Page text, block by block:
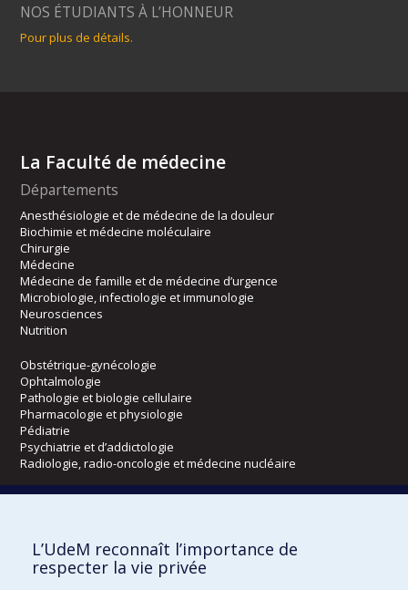
NOS ÉTUDIANTS À L’HONNEUR
Pour plus de détails.
La Faculté de médecine
Départements
Anesthésiologie et de médecine de la douleur
Biochimie et médecine moléculaire
Chirurgie
Médecine
Médecine de famille et de médecine d’urgence
Microbiologie, infectiologie et immunologie
Neurosciences
Nutrition
Obstétrique-gynécologie
Ophtalmologie
Pathologie et biologie cellulaire
Pharmacologie et physiologie
Pédiatrie
Psychiatrie et d’addictologie
Radiologie, radio-oncologie et médecine nucléaire
Kinésiologie et des sciences de l’activité physique
Orthophonie et audiologie
L’UdeM reconnaît l’importance de
respecter la vie privée